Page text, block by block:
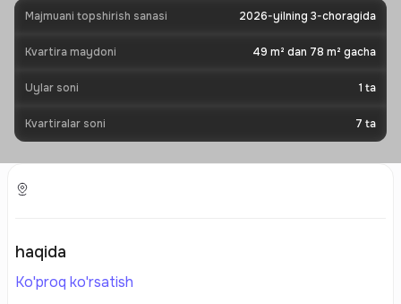
Majmuani topshirish sanasi 2026-yilning 3-choragida
Kvartira maydoni 49 m² dan 78 m² gacha
Uylar soni 1 ta
Kvartiralar soni 7 ta
haqida
Ko'proq ko'rsatish